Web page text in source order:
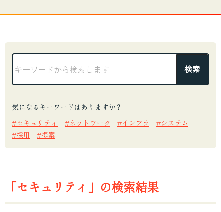
制度・規約・方針関連
情報セキュリティ基本方針
ネットワークセキュリティ
機器販売
動画・スチール
企画・提案
セキュリティ
ネットワーク
インフラ
システム
採用 提案
気になるキーワードはありますか？
セキュリティ
ネットワーク インフラ
システム
採用
提案
「セキュリティ」の検索結果